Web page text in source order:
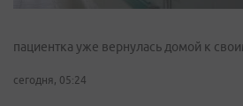
пациентка уже вернулась домой к
сегодня, 05:24